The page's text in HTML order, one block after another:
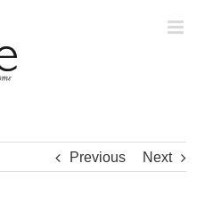
Previous Next